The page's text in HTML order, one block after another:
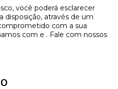
você poderá esclarecer
disposição, através de um
com a sua
com e . Fale com nossos